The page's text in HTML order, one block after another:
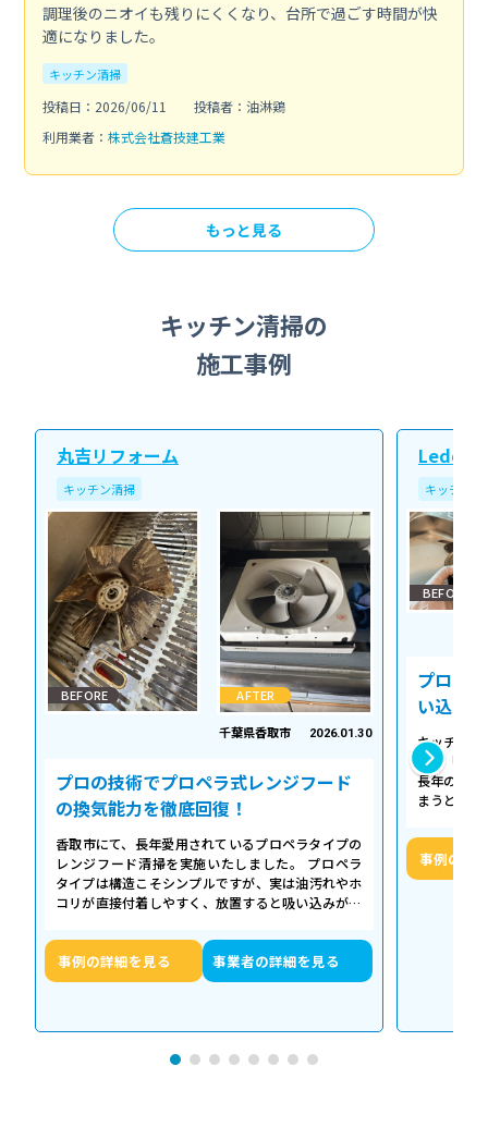
調理後のニオイも残りにくくなり、台所で過ごす時間が快
適になりました。
キッチン清掃
投稿日：2026/06/11
投稿者：油淋鶏
利用業者： 株式会社蒼技建工業
もっと見る
キッチン清掃の
施工事例
丸吉リフォーム
キッチン清掃
BEFORE AFTER
千葉県香取市 2026.01.30
プロの技術でプロペラ式レンジフード
の換気能力を徹底回復！
香取市にて、長年愛用されているプロペラタイプの
レンジフード清掃を実施いたしました。 プロペラ
タイプは構造こそシンプルですが、実は油汚れやホ
コリが直接付着しやすく、放置すると吸い込みが悪
事例の詳細を見る 事業者の詳細を見る
Ledope
キッチン清
BEFORE
プロの
い込み
キッチン
える「シ
長年の調
まうとご
事例の詳